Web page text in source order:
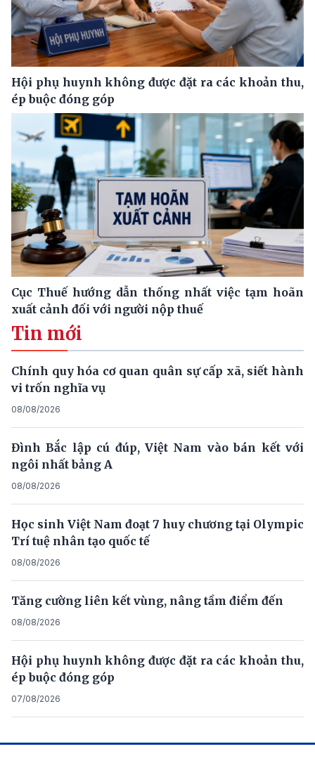
Hội phụ huynh không được đặt ra các khoản thu,
ép buộc đóng góp
Cục Thuế hướng dẫn thống nhất việc tạm hoãn
xuất cảnh đối với người nộp thuế
Tin mới
Chính quy hóa cơ quan quân sự cấp xã, siết hành
vi trốn nghĩa vụ
08/08/2026
Đình Bắc lập cú đúp, Việt Nam vào bán kết với
ngôi nhất bảng A
08/08/2026
Học sinh Việt Nam đoạt 7 huy chương tại Olympic
Trí tuệ nhân tạo quốc tế
08/08/2026
Tăng cường liên kết vùng, nâng tầm điểm đến
08/08/2026
Hội phụ huynh không được đặt ra các khoản thu,
ép buộc đóng góp
07/08/2026